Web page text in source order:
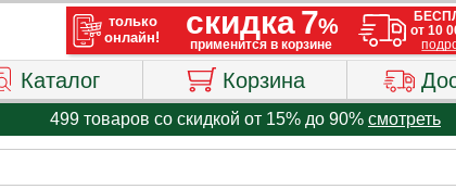
Каталог Корзина
499 товаров со скидкой от 15% до 90% смотреть